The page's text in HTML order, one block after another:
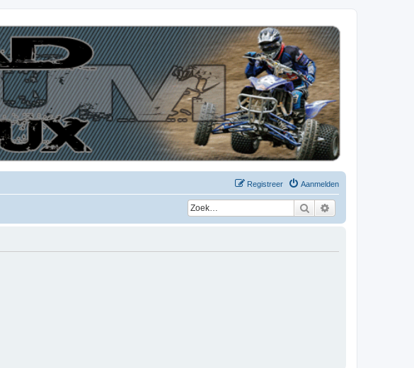
Aanmelden
Registreer
Zoek